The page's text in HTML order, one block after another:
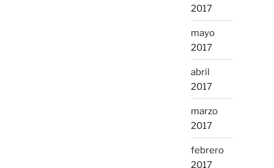
2017
mayo
2017
abril
2017
marzo
2017
febrero
2017